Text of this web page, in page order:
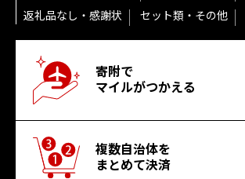
返礼品なし・感謝状
セット類・その他
寄附で
マイルがつかえる
複数自治体を
まとめて決済